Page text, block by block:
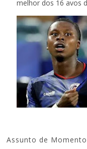
melhor dos 16 avos
Assunto de Momento